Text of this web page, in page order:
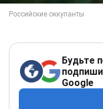
Будьте
Google